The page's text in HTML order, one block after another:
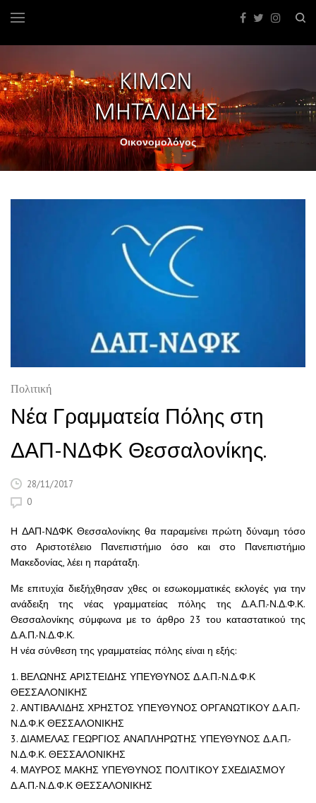
Οικονομολόγος
Πολιτική
Νέα Γραμματεία Πόλης στη
ΔΑΠ-ΝΔΦΚ Θεσσαλονίκης.
28/11/2017
0
Η ΔΑΠ-ΝΔΦΚ Θεσσαλονίκης θα παραμείνει πρώτη δύναμη τόσο
στο Αριστοτέλειο Πανεπιστήμιο όσο και στο Πανεπιστήμιο
Μακεδονίας, λέει η παράταξη.
Με επιτυχία διεξήχθησαν χθες οι εσωκομματικές εκλογές για την
ανάδειξη της νέας γραμματείας πόλης της Δ.Α.Π.-Ν.Δ.Φ.Κ.
Θεσσαλονίκης σύμφωνα με το άρθρο 23 του καταστατικού της
Δ.Α.Π.-Ν.Δ.Φ.Κ.
Η νέα σύνθεση της γραμματείας πόλης είναι η εξής:
1. ΒΕΛΩΝΗΣ ΑΡΙΣΤΕΙΔΗΣ ΥΠΕΥΘΥΝΟΣ Δ.Α.Π.-Ν.Δ.Φ.Κ
ΘΕΣΣΑΛΟΝΙΚΗΣ
2. ΑΝΤΙΒΑΛΙΔΗΣ ΧΡΗΣΤΟΣ ΥΠΕΥΘΥΝΟΣ ΟΡΓΑΝΩΤΙΚΟΥ Δ.Α.Π.-
Ν.Δ.Φ.Κ ΘΕΣΣΑΛΟΝΙΚΗΣ
3. ΔΙΑΜΕΛΑΣ ΓΕΩΡΓΙΟΣ ΑΝΑΠΛΗΡΩΤΗΣ ΥΠΕΥΘΥΝΟΣ Δ.Α.Π.-
Ν.Δ.Φ.Κ. ΘΕΣΣΑΛΟΝΙΚΗΣ
4. ΜΑΥΡΟΣ ΜΑΚΗΣ ΥΠΕΥΘΥΝΟΣ ΠΟΛΙΤΙΚΟΥ ΣΧΕΔΙΑΣΜΟΥ
Δ.Α.Π.-Ν.Δ.Φ.Κ ΘΕΣΣΑΛΟΝΙΚΗΣ